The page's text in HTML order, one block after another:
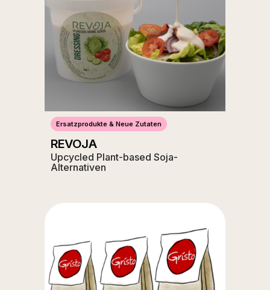
Ersatzprodukte & Neue Zutaten
REVOJA
Upcycled Plant-based Soja-
Alternativen